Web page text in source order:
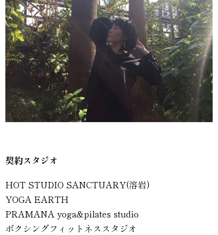
契約スタジオ
HOT STUDIO SANCTUARY(溶岩)
YOGA EARTH
PRAMANA yoga&pilates studio
ボクシングフィットネススタジオ